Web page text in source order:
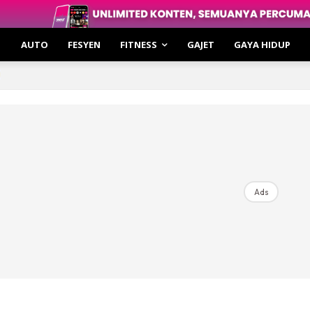
Menarik Lagi
Gastronomi
Grooming
AUTO FESYEN FITNESS GAJET GAYA HIDUP
Ads